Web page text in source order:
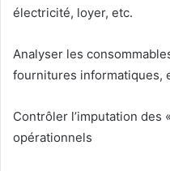
électricité, loyer, etc.
Analyser les
fournitures informatiques,
Contrôler l’imputation des
opérationnels